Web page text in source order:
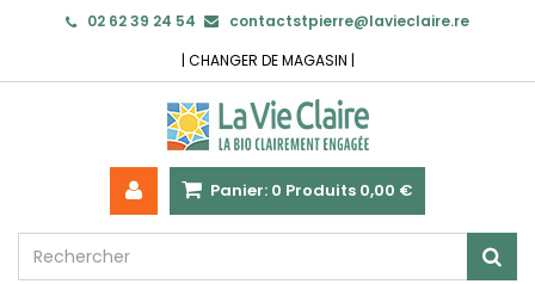
02 62 39 24 54
contactstpierre@lavieclaire.re
| CHANGER DE MAGASIN |
Panier: 0 Produits 0,00 €